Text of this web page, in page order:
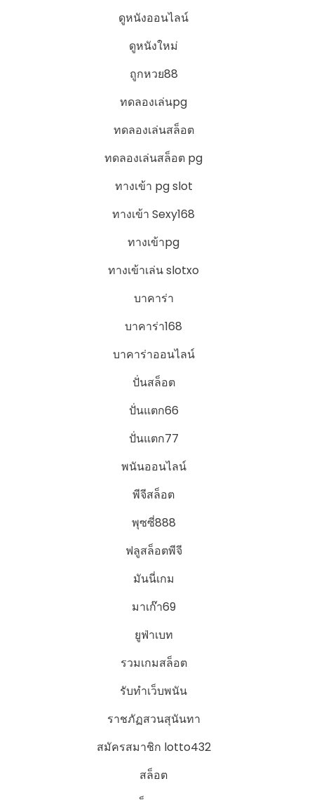
ดูหนังออนไลน์
ดูหนังใหม่
ถูกหวย88
ทดลองเล่นpg
ทดลองเล่นสล็อต
ทดลองเล่นสล็อต pg
ทางเข้า pg slot
ทางเข้า Sexy168
ทางเข้าpg
ทางเข้าเล่น slotxo
บาคาร่า
บาคาร่า168
บาคาร่าออนไลน์
ปั่นสล็อต
ปั่นแตก66
ปั่นแตก77
พนันออนไลน์
พีจีสล็อต
พุซซี่888
ฟลูสล็อตพีจี
มันนี่เกม
มาเก๊า69
ยูฟ่าเบท
รวมเกมสล็อต
รับทำเว็บพนัน
ราชภัฏสวนสุนันทา
สมัครสมาชิก lotto432
สล็อต